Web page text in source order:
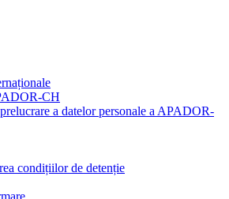
CH
a datelor personale a APADOR-
condițiilor de detenție